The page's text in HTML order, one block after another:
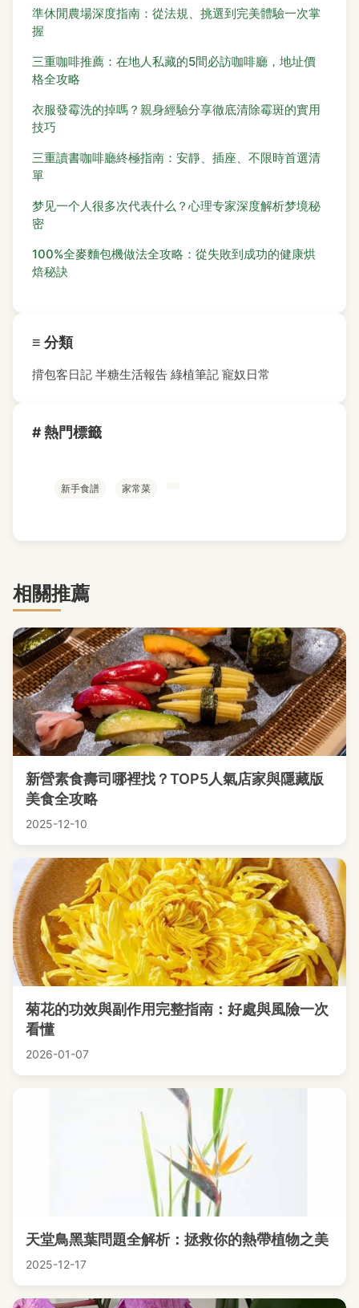
準休閒農場深度指南：從法規、挑選到完美體驗一次掌
握
三重咖啡推薦：在地人私藏的5間必訪咖啡廳，地址價
格全攻略
衣服發霉洗的掉嗎？親身經驗分享徹底清除霉斑的實用
技巧
三重讀書咖啡廳終極指南：安靜、插座、不限時首選清
單
梦见一个人很多次代表什么？心理专家深度解析梦境秘
密
100%全麥麵包機做法全攻略：從失敗到成功的健康烘
焙秘訣
≡ 分類
揹包客日記 半糖生活報告 綠植筆記 寵奴日常
# 熱門標籤
新手食譜 家常菜
相關推薦
新營素食壽司哪裡找？TOP5人氣店家與隱藏版
美食全攻略
2025-12-10
菊花的功效與副作用完整指南：好處與風險一次
看懂
2026-01-07
天堂鳥黑葉問題全解析：拯救你的熱帶植物之美
2025-12-17